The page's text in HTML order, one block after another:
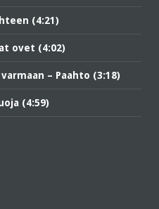
(4:21)
ovet (4:02)
– Paahto (3:18)
(4:59)